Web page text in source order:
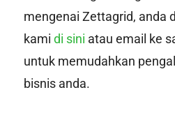
mengenai Zettagrid, anda
kami di sini atau email ke
untuk memudahkan
bisnis anda.